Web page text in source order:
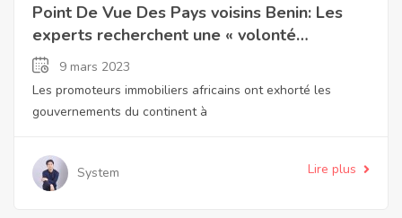
Point De Vue Des Pays voisins Benin: Les
experts recherchent une « volonté
politique » pour le marché immobilier
africain
9 mars 2023
Les promoteurs immobiliers africains ont exhorté les
gouvernements du continent à
System Lire plus